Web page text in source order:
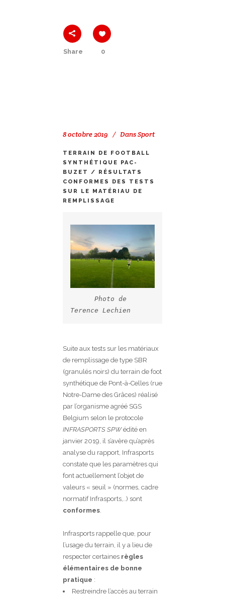
Share 0
8 octobre 2019 DansSport
TERRAIN DE FOOTBALL
SYNTHÉTIQUE PAC-
BUZET / RÉSULTATS
CONFORMES DES TESTS
SUR LE MATÉRIAU DE
REMPLISSAGE
Photo de
Terence Lechien
Suite aux tests sur les matériaux
de remplissage de type SBR
(granulés noirs) du terrain de foot
synthétique de Pont-à-Celles (rue
Notre-Dame des Grâces) réalisé
par l’organisme agréé SGS
Belgium selon le protocole
INFRASPORTS SPWédité en
janvier 2019, il s’avère qu’après
analyse du rapport, Infrasports
constate que les paramètres qui
font actuellement l’objet de
valeurs « seuil » (normes, cadre
normatif Infrasports,..) sont
conformes.
Infrasports rappelle que, pour
l’usage du terrain, il y a lieu de
respecter certaines règles
élémentaires de bonne
pratique :
Restreindre l’accès au terrain